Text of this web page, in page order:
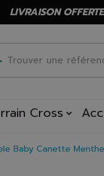
LIVRAISON
Cross
Baby Canette Menthe